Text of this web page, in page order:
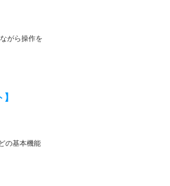
がら操作を
の基本機能